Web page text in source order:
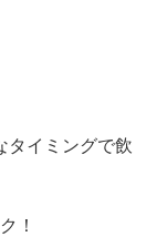
タイミングで飲
！